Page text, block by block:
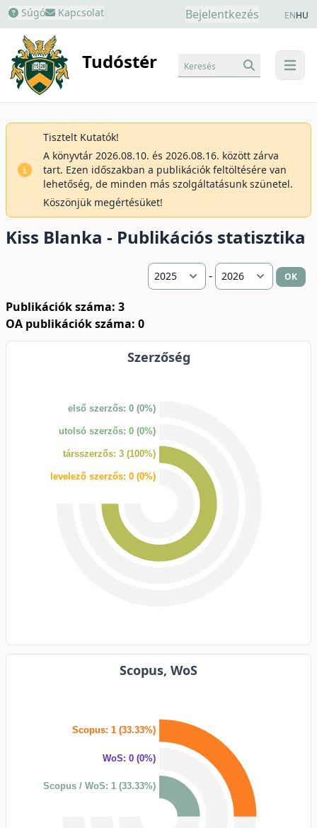
Súgó Kapcsolat Bejelentkezés ENHU
Tudóstér menu
Keresés
Tisztelt Kutatók!
A könyvtár 2026.08.10. és 2026.08.16. között zárva
tart. Ezen időszakban a publikációk feltöltésére van
lehetőség, de minden más szolgáltatásunk szünetel.
Köszönjük megértésüket!
Kiss Blanka - Publikációs statisztika
- OK
Publikációk száma: 3
OA publikációk száma: 0
Szerzőség
első szerzős: 0 (0%)
utolsó szerzős: 0 (0%)
társszerzős: 3 (100%)
levelező szerzős: 0 (0%)
Scopus, WoS
Scopus: 1 (33.33%)
WoS: 0 (0%)
Scopus / WoS: 1 (33.33%)